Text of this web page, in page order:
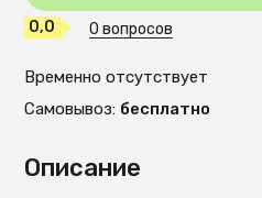
Описание
0,0 0 вопросов
Временно отсутствует
Самовывоз: бесплатно